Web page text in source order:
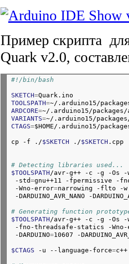
Пример скрипта
Quark v2.0,
#!/bin/bash
SKETCH=Quark.ino
TOOLSPATH=~/.arduino15/
ARDCORE=~/.arduino15/
VARIANTS=~/.arduino15/
CTAGS=$HOME/.arduino15/
cp -f ./$SKETCH ./$SKETCH .cpp
# Detecting libraries used...
$TOOLSPATH /avr-g++ -c -g -Os
-std=gnu++11 -fpermissive
-Wno-error=narrowing -flto -w
-DARDUINO_AVR_NANO -
# Generating function
$TOOLSPATH /avr-g++ -c -g -Os -
-fno-threadsafe-statics -
-DARDUINO=10607 -
$CTAGS -u --language-force=